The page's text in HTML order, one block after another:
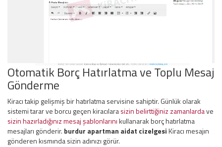
Otomatik Borç Hatırlatma ve Toplu Mesaj
Gönderme
Kiracı takip gelişmiş bir hatırlatma servisine sahiptir. Günlük olarak
sistemi tarar ve borcu geçen kiracılarasizin belirttiğiniz zamanlardave
sizin hazırladığınız mesaj şablonlarınıkullanarak borç hatırlatma
mesajları gönderir. burdur apartman aidat cizelgesiKiracı mesajın
gönderen kısmında sizin adınızı görür.